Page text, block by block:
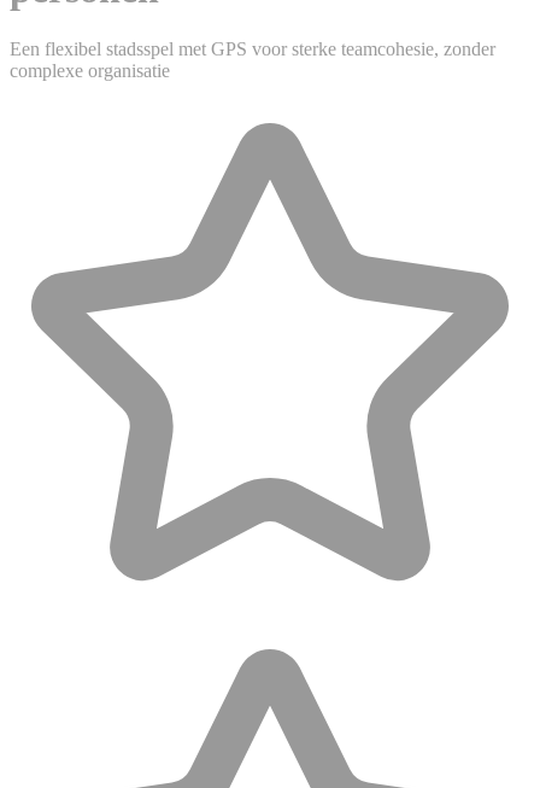
Een flexibel stadsspel met GPS voor sterke teamcohesie, zonder
complexe organisatie